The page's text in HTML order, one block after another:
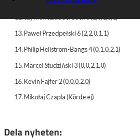
Szymon Szlauderbach 6 (1,3,1,0,1)
Paweł Przedpełski 6 (2,2,0,1,1)
Philip Hellström-Bängs 4 (0,1,0,2,1)
Marcel Studziński 3 (0,0,2,1,0)
Kevin Fajfer 2 (0,0,0,2,0)
Mikołaj Czapla (Körde ej)
Dela nyheten: